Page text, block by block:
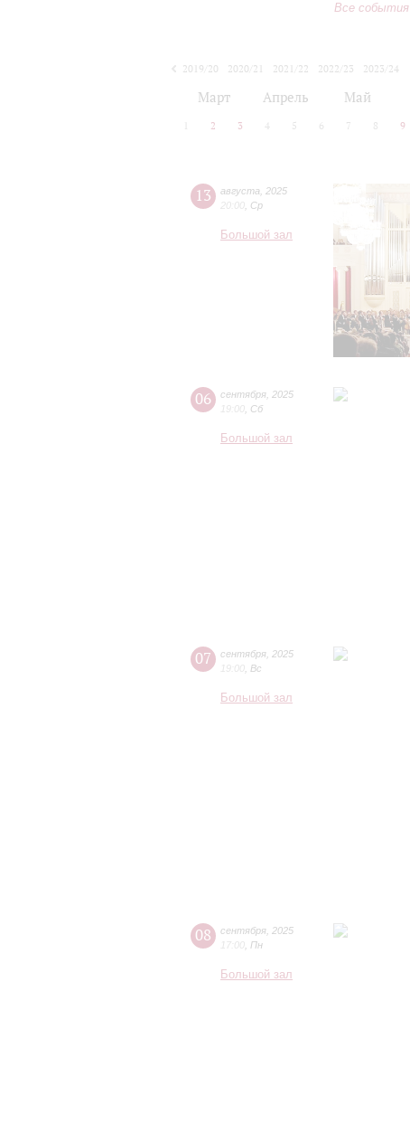
Все события
2019/20
2020/21 2021/22 2022/23
2023/24
Март Апрель Май
2 3 4 5 6 7 8 9
13 августа
2025
20:00 Ср
Большой зал
06 сентября 2025
19:00 Сб
Большой зал
07 сентября 2025
19:00 Вс
Большой зал
08 сентября 2025
17:00 Пн
Большой зал